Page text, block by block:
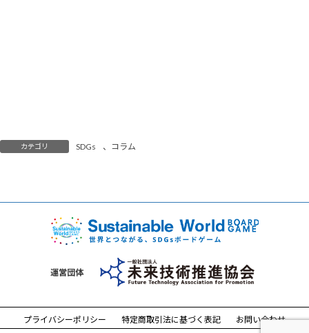
カテゴリ SDGs 、 コラム
プライバシーポリシー 特定商取引法に基づく表記 お問い合わせ